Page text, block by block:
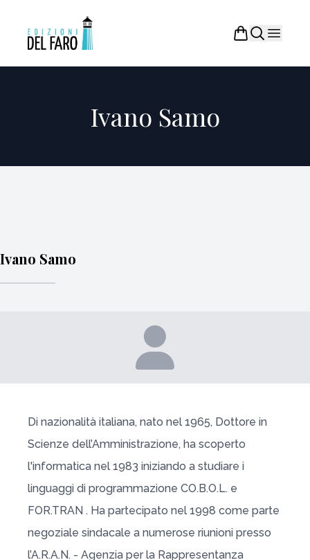
Ivano Samo
Ivano Samo
Di nazionalità italiana, nato nel 1965, Dottore in
Scienze dell’Amministrazione, ha scoperto
l'informatica nel 1983 iniziando a studiare i
linguaggi di programmazione CO.B.O.L. e
FOR.TRAN . Ha partecipato nel 1998 come parte
negoziale sindacale a numerose riunioni presso
l’A.R.A.N. - Agenzia per la Rappresentanza